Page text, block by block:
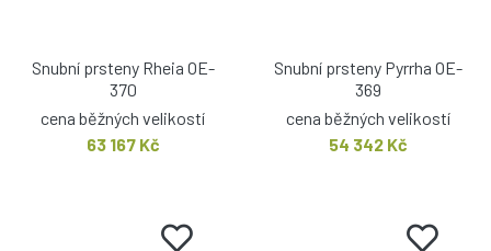
Snubní prsteny Rheia OE-
370
cena běžných velikostí
63 167 Kč
Snubní prsteny Pyrrha OE-
369
cena běžných velikostí
54 342 Kč